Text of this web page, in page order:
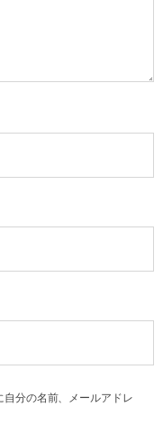
分の名前、メールアドレ